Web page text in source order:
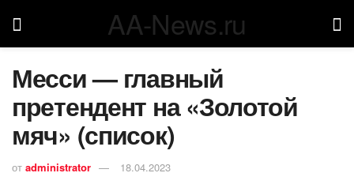
AA-News.ru
Месси — главный
претендент на «Золотой
мяч» (список)
от administrator 18.04.2023